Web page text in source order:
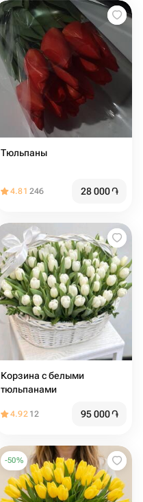
Тюльпаны
4.81 246 28 000֏
Корзина с белыми
тюльпанами
4.92 12 95 000֏
-50%